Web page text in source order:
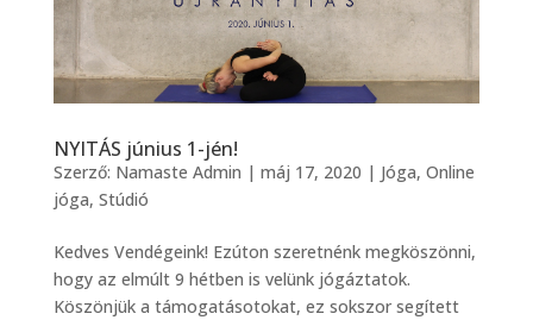
NYITÁS június 1-jén!
Szerző: Namaste Admin | máj 17, 2020 | Jóga, Online
jóga, Stúdió
Kedves Vendégeink! Ezúton szeretnénk megköszönni,
hogy az elmúlt 9 hétben is velünk jógáztatok.
Köszönjük a támogatásotokat, ez sokszor segített